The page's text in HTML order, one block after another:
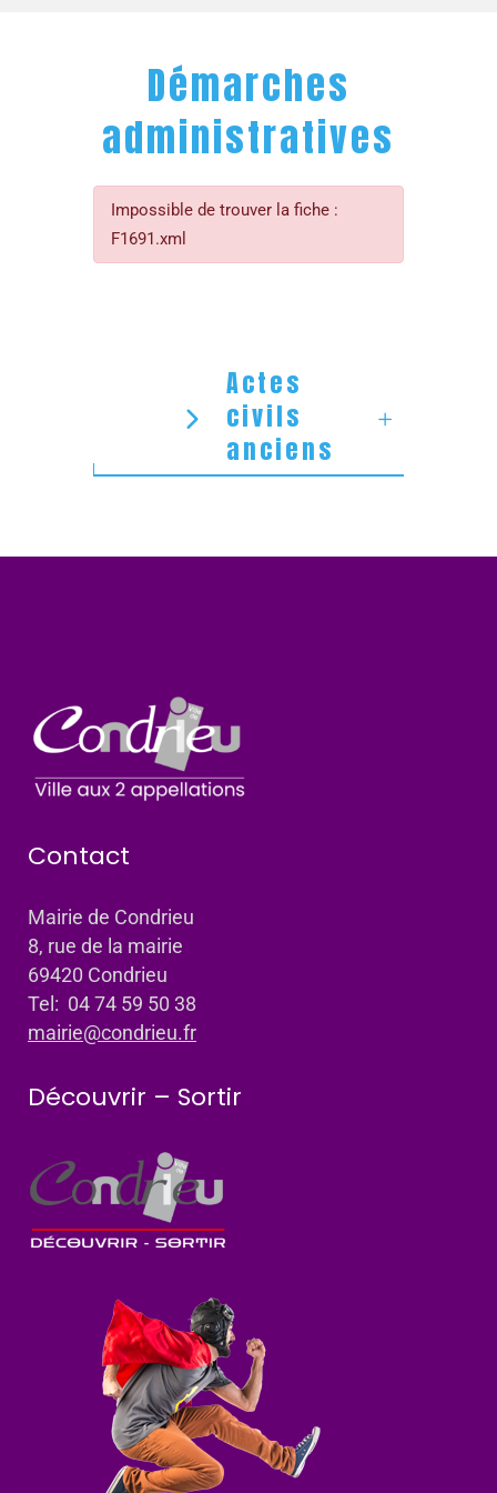
Démarches
administratives
Impossible de trouver la fiche :
F1691.xml
Actes
civils
anciens
Contact
Mairie de Condrieu
8, rue de la mairie
69420 Condrieu
Tel: 04 74 59 50 38
mairie@condrieu.fr
Découvrir – Sortir